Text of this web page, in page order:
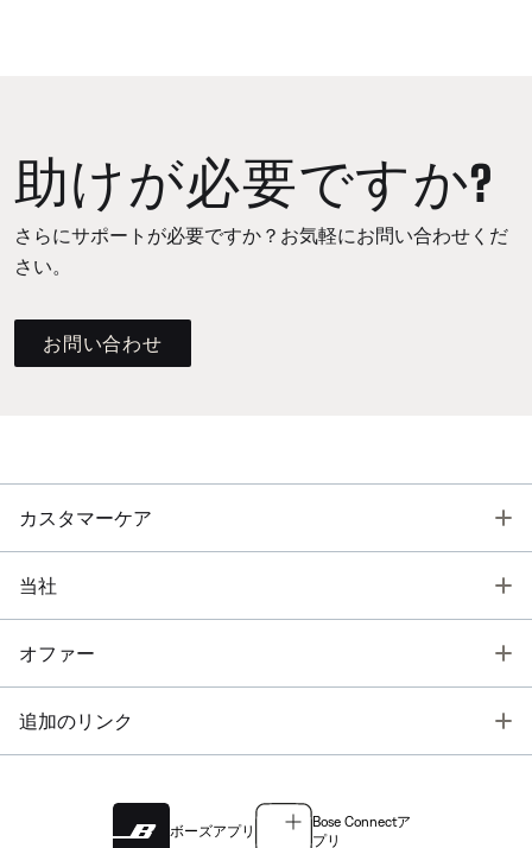
助けが必要ですか?
さらにサポートが必要ですか？お気軽にお問い合わせくだ
さい。
お問い合わせ
カスタマーケア
当社
オファー
追加のリンク
ボーズアプリ
Bose Connectア
プリ